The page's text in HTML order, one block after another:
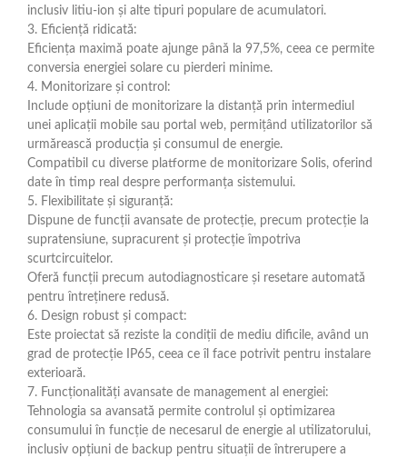
inclusiv litiu-ion și alte tipuri populare de acumulatori.
3. Eficiență ridicată:
Eficiența maximă poate ajunge până la 97,5%, ceea ce permite
conversia energiei solare cu pierderi minime.
4. Monitorizare și control:
Include opțiuni de monitorizare la distanță prin intermediul
unei aplicații mobile sau portal web, permițând utilizatorilor să
urmărească producția și consumul de energie.
Compatibil cu diverse platforme de monitorizare Solis, oferind
date în timp real despre performanța sistemului.
5. Flexibilitate și siguranță:
Dispune de funcții avansate de protecție, precum protecție la
supratensiune, supracurent și protecție împotriva
scurtcircuitelor.
Oferă funcții precum autodiagnosticare și resetare automată
pentru întreținere redusă.
6. Design robust și compact:
Este proiectat să reziste la condiții de mediu dificile, având un
grad de protecție IP65, ceea ce îl face potrivit pentru instalare
exterioară.
7. Funcționalități avansate de management al energiei:
Tehnologia sa avansată permite controlul și optimizarea
consumului în funcție de necesarul de energie al utilizatorului,
inclusiv opțiuni de backup pentru situații de întrerupere a